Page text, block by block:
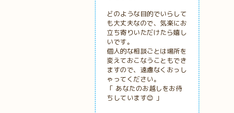
どのような目的でいらして
も大丈夫なので、気楽にお
立ち寄りいただけたら嬉し
いです。
個人的な相談ごとは場所を
変えておこなうこともでき
ますので、遠慮なくおっし
ゃってください。
「 あなたのお越しをお待
ちしています😊 」